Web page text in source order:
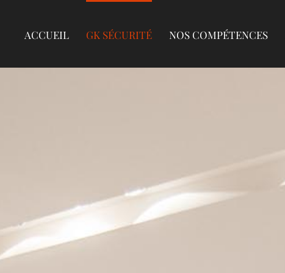
ACCUEIL GK SÉCURITÉ NOS COMPÉTENCES